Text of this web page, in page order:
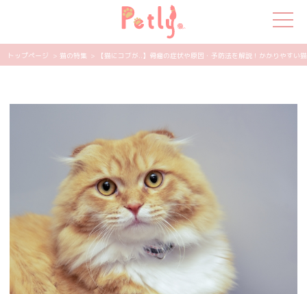
ペット用品
飼い主さんの悩み
ペットの気持ち
知って得する
エンタメ
トップページ > 猫の特集 > 【猫にコブが..】骨瘤の症状や原因・予防法を解説！かかりやすい